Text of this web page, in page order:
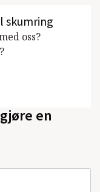
skumring
oss?
en